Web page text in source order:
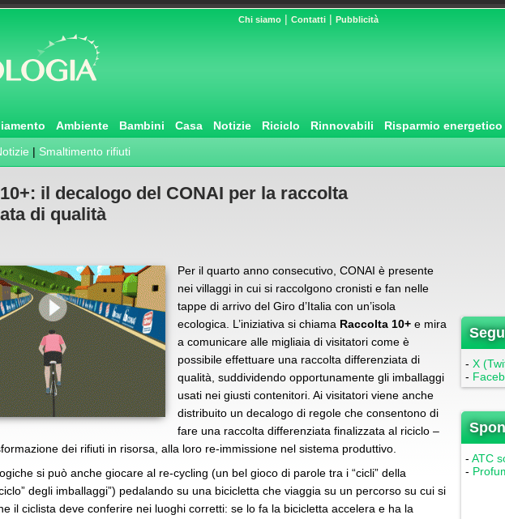
Chi siamo | Contatti | Pubblicità
Ambiente Bambini Casa Notizie Riciclo Rinnovabili Risparmio energetico
| Smaltimento rifiuti
il decalogo del CONAI per la raccolta
di qualità
Per il quarto anno consecutivo, CONAI è presente
nei villaggi in cui si raccolgono cronisti e fan nelle
tappe di arrivo del Giro d’Italia con un’isola
ecologica. L’iniziativa si chiama Raccolta 10+ e mira
a comunicare alle migliaia di visitatori come è
possibile effettuare una raccolta differenziata di
qualità, suddividendo opportunamente gli imballaggi
usati nei giusti contenitori. Ai visitatori viene anche
distribuito un decalogo di regole che consentono di
fare una raccolta differenziata finalizzata al riciclo –
dei rifiuti in risorsa, alla loro re-immissione nel sistema produttivo.
si può anche giocare al re-cycling (un bel gioco di parole tra i “cicli” della
degli imballaggi”) pedalando su una bicicletta che viaggia su un percorso su cui si
il ciclista deve conferire nei luoghi corretti: se lo fa la bicicletta accelera e ha la
- X
-
- ATC
-